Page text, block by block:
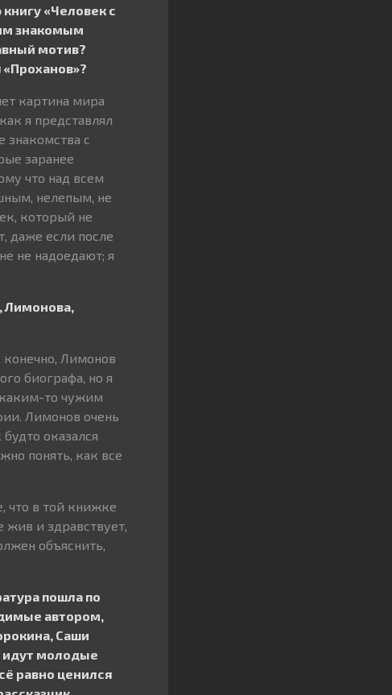
«Человек с
знакомым
мотив?
картина мира
я представлял
с
заранее
что над всем
нелепым, не
который не
даже если после
не надоедают; я
Лимонова,
Лимонов
биографа, но я
каким-то чужим
Лимонов очень
оказался
понять, как все
что в той книжке
и здравствует,
объяснить,
пошла по
автором,
Саши
идут молодые
равно ценился